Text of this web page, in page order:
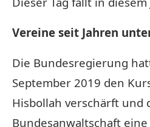
Vereine seit Jahren
Die Bundesregierung
September 2019 den
Hisbollah verschärft und
Bundesanwaltschaft eine